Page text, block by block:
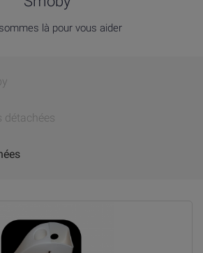
là pour vous aider
détachées